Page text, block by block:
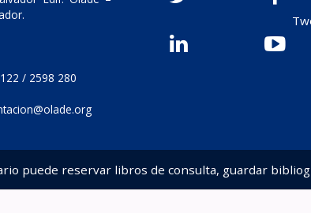
/ 2598 280
puede reservar libros de consulta, guardar